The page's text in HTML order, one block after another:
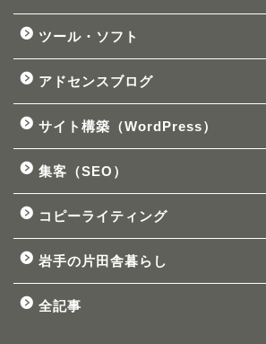
ツール・ソフト
アドセンスブログ
サイト構築（WordPress）
集客（SEO）
コピーライティング
岩手の片田舎暮らし
全記事